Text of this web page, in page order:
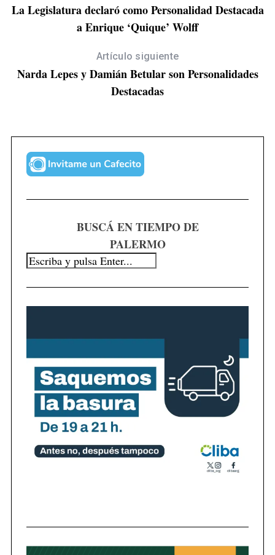
La Legislatura declaró como Personalidad Destacada
a Enrique ‘Quique’ Wolff
Artículo siguiente
Narda Lepes y Damián Betular son Personalidades
Destacadas
BUSCÁ EN TIEMPO DE
PALERMO
r
c
h
f